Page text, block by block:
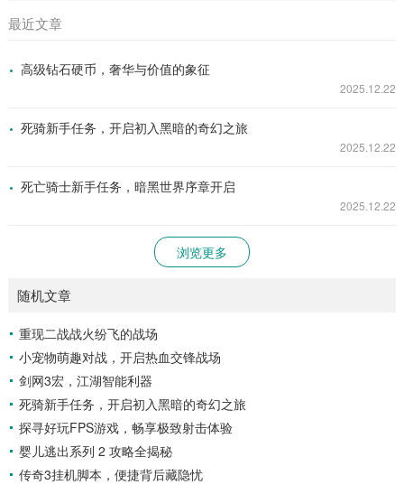
最近文章
高级钻石硬币，奢华与价值的象征
2025.12.22
死骑新手任务，开启初入黑暗的奇幻之旅
2025.12.22
死亡骑士新手任务，暗黑世界序章开启
2025.12.22
浏览更多
随机文章
重现二战战火纷飞的战场
小宠物萌趣对战，开启热血交锋战场
剑网3宏，江湖智能利器
死骑新手任务，开启初入黑暗的奇幻之旅
探寻好玩FPS游戏，畅享极致射击体验
婴儿逃出系列 2 攻略全揭秘
传奇3挂机脚本，便捷背后藏隐忧